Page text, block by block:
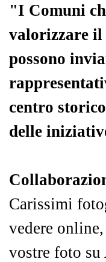
"I Comuni
valorizzare
possono
centro
delle
Carissimi
vedere
vostre foto